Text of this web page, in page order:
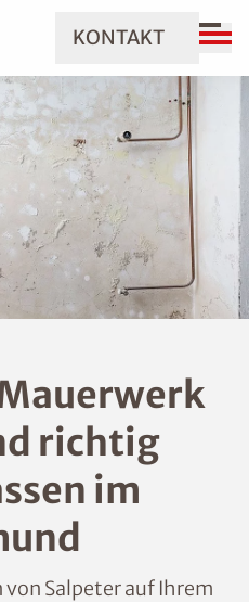
KONTAKT
richtig
im
Salpeter auf Ihrem